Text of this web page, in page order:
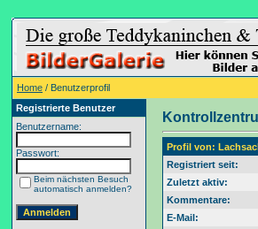
Home / Benutzerprofil
Registrierte Benutzer
Benutzername:
Passwort:
Beim nächsten Besuch
automatisch anmelden?
Profil von:
Registriert seit:
Zuletzt aktiv:
Kommentare:
E-Mail: